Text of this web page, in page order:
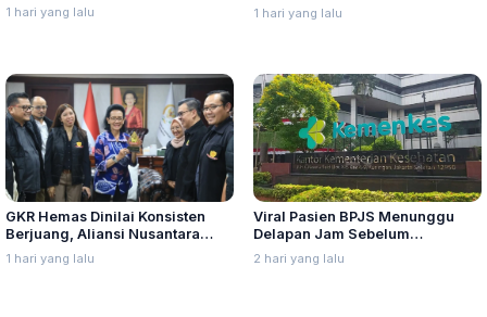
1 hari yang lalu
Ingatkan Berorganisasi Untuk
Perjuangkan Nilai, Bukan
1 hari yang lalu
GKR Hemas Dinilai Konsisten
Berjuang, Aliansi Nusantara
Berikan Penghargaan Sebagai
Perempuan Pejuang Otonomi
1 hari yang lalu
Viral Pasien BPJS Menunggu
Delapan Jam Sebelum
Meninggal, Ini Penjelasan
Kemenkes
2 hari yang lalu